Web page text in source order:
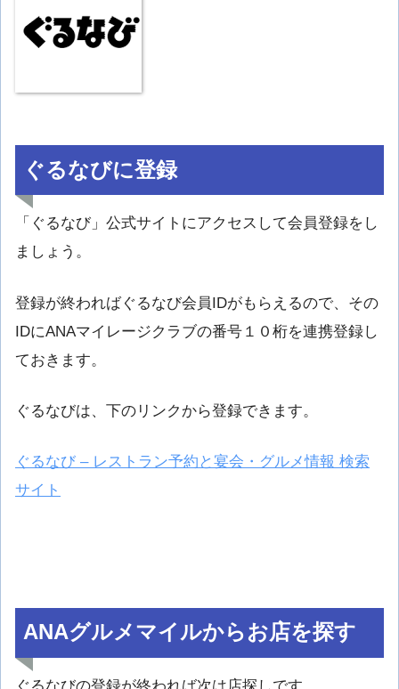
ぐるなびに登録
「ぐるなび」公式サイトにアクセスして会員登録をし
ましょう。
登録が終わればぐるなび会員IDがもらえるので、その
IDにANAマイレージクラブの番号１０桁を連携登録し
ておきます。
ぐるなびは、下のリンクから登録できます。
ぐるなび – レストラン予約と宴会・グルメ情報 検索
サイト
ANAグルメマイルからお店を探す